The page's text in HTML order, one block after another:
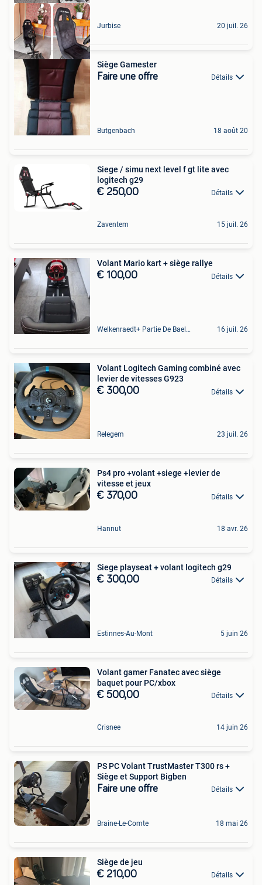
Jurbise 20 juil. 26
Siège Gamester
Faire une offre Détails
Butgenbach 18 août 20
Siege / simu next level f gt lite avec
logitech g29
€ 250,00 Détails
Zaventem 15 juil. 26
Volant Mario kart + siège rallye
€ 100,00 Détails
Welkenraedt+ Partie De Baelen 16 juil. 26
Volant Logitech Gaming combiné avec
levier de vitesses G923
€ 300,00 Détails
Relegem 23 juil. 26
Ps4 pro +volant +siege +levier de
vitesse et jeux
€ 370,00 Détails
Hannut 18 avr. 26
Siege playseat + volant logitech g29
€ 300,00 Détails
Estinnes-Au-Mont 5 juin 26
Volant gamer Fanatec avec siège
baquet pour PC/xbox
€ 500,00 Détails
Crisnee 14 juin 26
PS PC Volant TrustMaster T300 rs +
Siège et Support Bigben
Faire une offre Détails
Braine-Le-Comte 18 mai 26
Siège de jeu
€ 210,00 Détails